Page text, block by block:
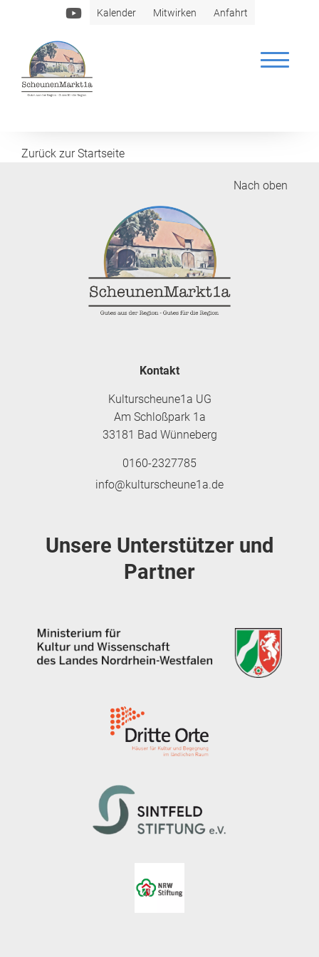
Kalender Mitwirken Anfahrt
Zurück zur Startseite
Nach oben
Kontakt
Kulturscheune1a UG
Am Schloßpark 1a
33181 Bad Wünneberg
0160-2327785
info@kulturscheune1a.de
Unsere Unterstützer und
Partner